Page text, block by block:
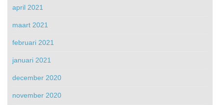
april 2021
maart 2021
februari 2021
januari 2021
december 2020
november 2020